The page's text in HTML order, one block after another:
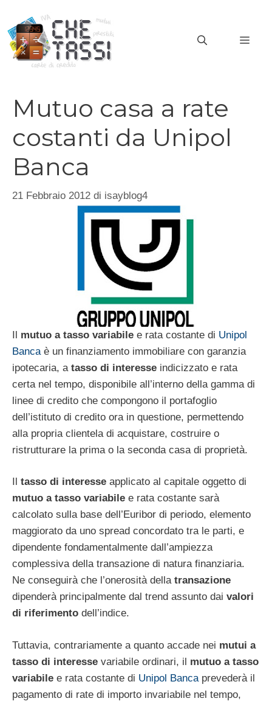
contenuto
Mutuo casa a rate
costanti da Unipol
Banca
21 Febbraio 2012 di isayblog4
Il mutuo a tasso variabile e rata costante di Unipol
Banca è un finanziamento immobiliare con garanzia
ipotecaria, a tasso di interesse indicizzato e rata
certa nel tempo, disponibile all’interno della gamma di
linee di credito che compongono il portafoglio
dell’istituto di credito ora in questione, permettendo
alla propria clientela di acquistare, costruire o
ristrutturare la prima o la seconda casa di proprietà.
tasso di interesse applicato al capitale oggetto di
mutuo a tasso variabile e rata costante sarà
calcolato sulla base dell’Euribor di periodo, elemento
maggiorato da uno spread concordato tra le parti, e
dipendente fondamentalmente dall’ampiezza
complessiva della transazione di natura finanziaria.
Ne conseguirà che l’onerosità della transazione
dipenderà principalmente dal trend assunto dai valori
di riferimento dell’indice.
Tuttavia, contrariamente a quanto accade nei mutui a
tasso di interesse variabile ordinari, il mutuo a tasso
variabile e rata costante di Unipol Banca prevederà il
pagamento di rate di importo invariabile nel tempo,